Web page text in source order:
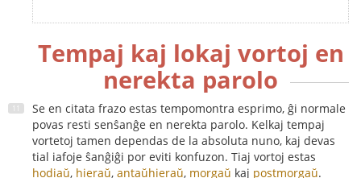
Tempaj kaj lokaj vortoj en
nerekta parolo
Se en citata frazo estas tempomontra esprimo, ĝi normale
povas resti senŝanĝe en nerekta parolo. Kelkaj tempaj
vortetoj tamen dependas de la absoluta nuno, kaj devas
tial iafoje ŝanĝiĝi por eviti konfuzon. Tiaj vortoj estas
hodiaŭ, hieraŭ, antaŭhieraŭ, morgaŭ kaj postmorgaŭ.